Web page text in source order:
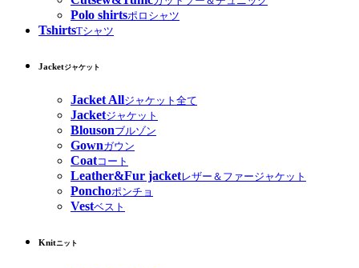
Polo shirtsポロシャツ
TshirtsTシャツ
Jacketジャケット
Jacket Allジャケット全て
Jacketジャケット
Blousonブルゾン
Gownガウン
Coatコート
Leather&Fur jacketレザー＆ファージャケット
Ponchoポンチョ
Vestベスト
Knitニット